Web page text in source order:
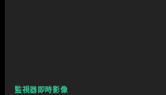
監視器即時影像